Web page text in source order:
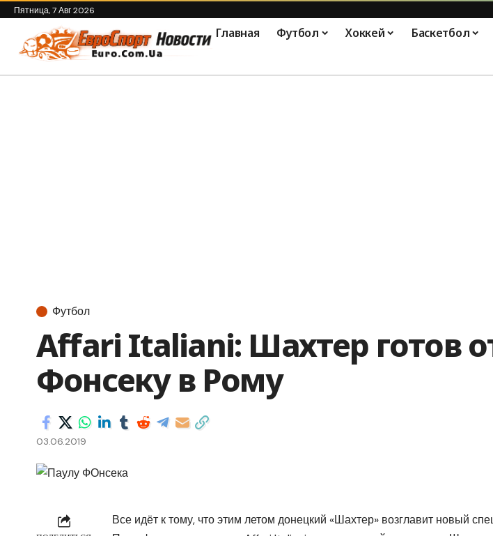
Пятница, 7 Авг 2026
Главная Футбол Хоккей Баскетбол
Футбол
Affari Italiani: Шахтер готов
Фонсеку в Рому
03.06.2019
Все идёт к тому, что этим летом донецкий «Шахтер» возглавит новый